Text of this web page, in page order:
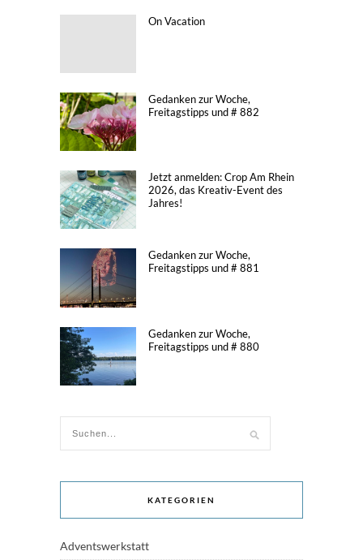
On Vacation
Gedanken zur Woche,
Freitagstipps und # 882
Jetzt anmelden: Crop Am Rhein
2026, das Kreativ-Event des
Jahres!
Gedanken zur Woche,
Freitagstipps und # 881
Gedanken zur Woche,
Freitagstipps und # 880
KATEGORIEN
Adventswerkstatt